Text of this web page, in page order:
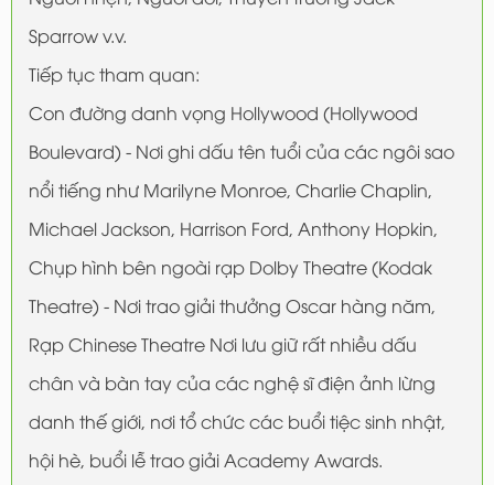
Sparrow v.v.
Tiếp tục tham quan:
Con đường danh vọng Hollywood (Hollywood
Boulevard) - Nơi ghi dấu tên tuổi của các ngôi sao
nổi tiếng như Marilyne Monroe, Charlie Chaplin,
Michael Jackson, Harrison Ford, Anthony Hopkin,
Chụp hình bên ngoài rạp Dolby Theatre (Kodak
Theatre) - Nơi trao giải thưởng Oscar hàng năm,
Rạp Chinese Theatre Nơi lưu giữ rất nhiều dấu
chân và bàn tay của các nghệ sĩ điện ảnh lừng
danh thế giới, nơi tổ chức các buổi tiệc sinh nhật,
hội hè, buổi lễ trao giải Academy Awards.